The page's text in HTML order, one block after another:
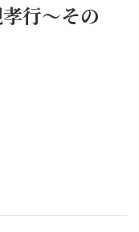
行〜その